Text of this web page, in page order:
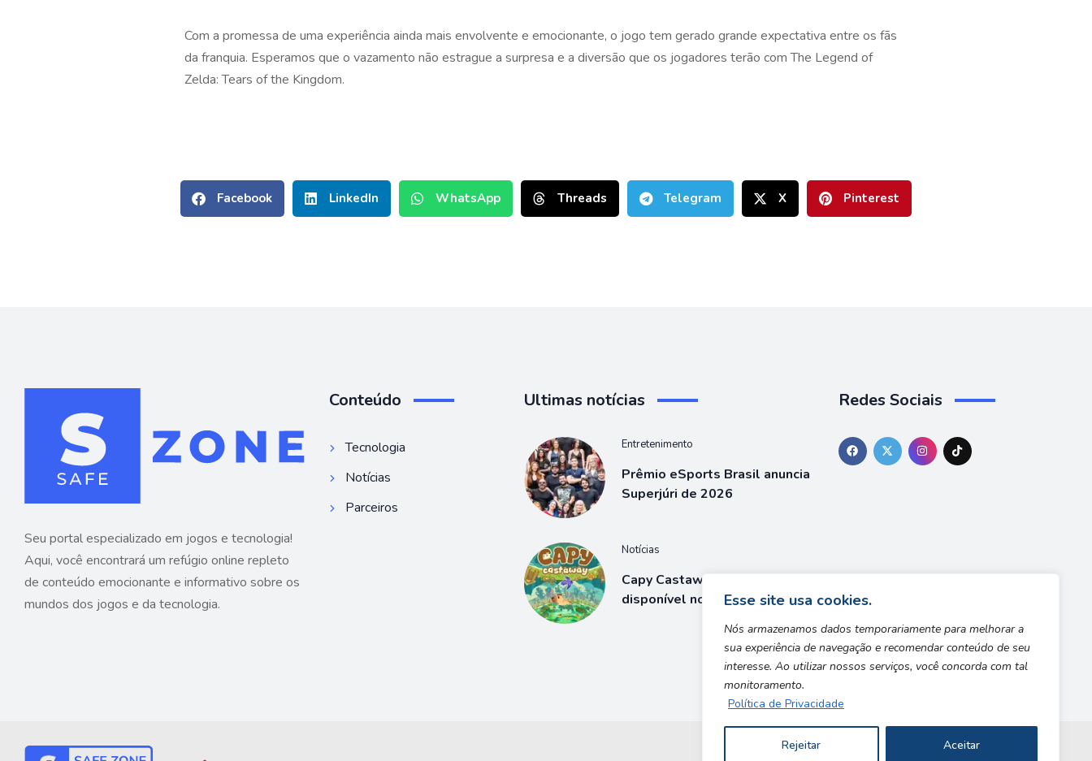
Esse site usa cookies.
Nós armazenamos dados temporariamente para melhorar a
sua experiência de navegação e recomendar conteúdo de seu
interesse. Ao utilizar nossos serviços, você concorda com tal
monitoramento.
Política de Privacidade
Rejeitar Aceitar
Com a promessa de uma experiência ainda mais envolvente e emocionante, o jogo tem gerado grande expectativa entre os fãs
da franquia. Esperamos que o vazamento não estrague a surpresa e a diversão que os jogadores terão com The Legend of
Zelda: Tears of the Kingdom.
Facebook LinkedIn WhatsApp Threads Telegram X Pinterest
Seu portal especializado em jogos e tecnologia!
Aqui, você encontrará um refúgio online repleto
de conteúdo emocionante e informativo sobre os
mundos dos jogos e da tecnologia.
Conteúdo
Tecnologia
Notícias
Parceiros
Ultimas notícias
Entretenimento
Prêmio eSports Brasil anuncia
Superjúri de 2026
Notícias
Capy Castaway já está
disponível no Steam
Redes Sociais